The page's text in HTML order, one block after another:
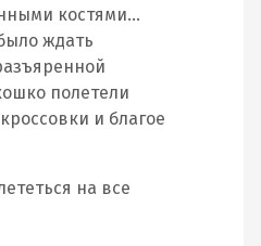
костями…
ждать
полетели
и благое
на все